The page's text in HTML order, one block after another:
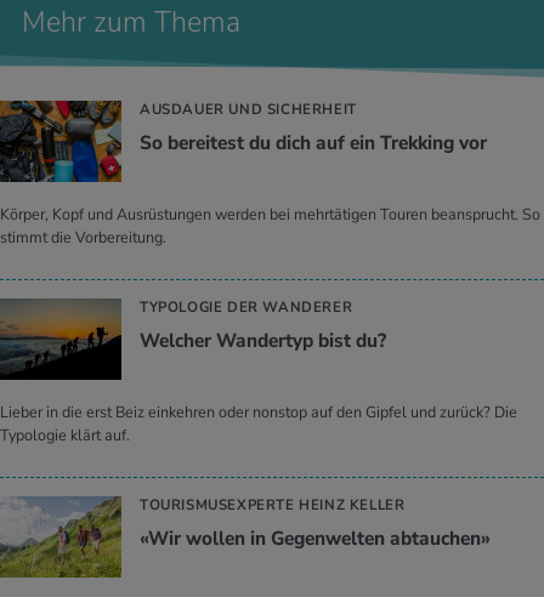
Mehr zum Thema
AUSDAUER UND SICHERHEIT
So be­rei­test du dich auf ein Trek­king vor
Körper, Kopf und Ausrüstungen werden bei mehrtätigen Touren beansprucht. So
stimmt die Vorbereitung.
TYPOLOGIE DER WANDERER
Wel­cher Wan­der­typ bist du?
Lieber in die erst Beiz einkehren oder nonstop auf den Gipfel und zurück? Die
Typologie klärt auf.
TOURISMUSEXPERTE HEINZ KELLER
«Wir wol­len in Ge­gen­wel­ten ab­tau­chen»